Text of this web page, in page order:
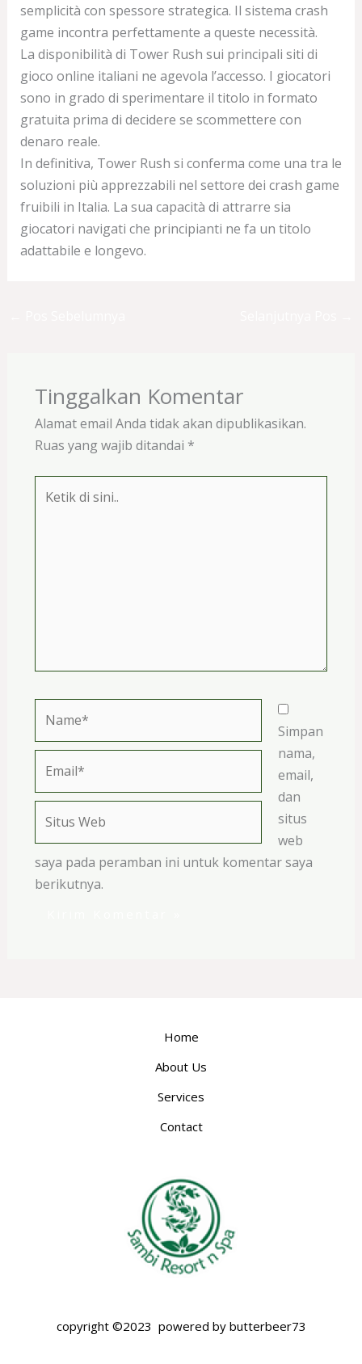
semplicità con spessore strategica. Il sistema crash
game incontra perfettamente a queste necessità.
La disponibilità di Tower Rush sui principali siti di
gioco online italiani ne agevola l’accesso. I giocatori
sono in grado di sperimentare il titolo in formato
gratuita prima di decidere se scommettere con
denaro reale.
In definitiva, Tower Rush si conferma come una tra le
soluzioni più apprezzabili nel settore dei crash game
fruibili in Italia. La sua capacità di attrarre sia
giocatori navigati che principianti ne fa un titolo
adattabile e longevo.
Tinggalkan Komentar
Alamat email Anda tidak akan dipublikasikan.
Ruas yang wajib ditandai *
Web
Simpan
nama,
email,
dan
situs
web
saya pada peramban ini untuk komentar saya
berikutnya.
Home
About Us
Services
Contact
copyright ©2023 powered by butterbeer73